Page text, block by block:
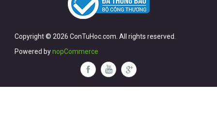
Copyright © 2026 ConTuHoc.com. All rights reserved.
Powered bynopCommerce